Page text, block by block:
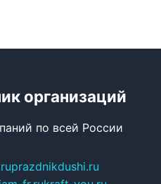
организаций
по всей России
prazdnikdushi.ru